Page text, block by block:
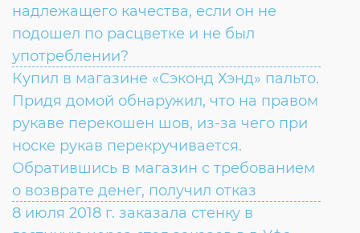
надлежащего качества, если он не
подошел по расцветке и не был
употреблении?
Купил в магазине «Сэконд Хэнд» пальто.
Придя домой обнаружил, что на правом
рукаве перекошен шов, из-за чего при
носке рукав перекручивается.
Обратившись в магазин с требованием
о возврате денег, получил отказ
ВОПРОС:
8 июля 2018 г. заказала стенку в